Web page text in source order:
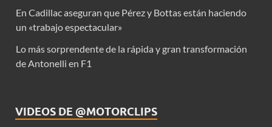
En Cadillac aseguran que Pérez y Bottas están haciendo
un «trabajo espectacular»
Lo más sorprendente de la rápida y gran transformación
de Antonelli en F1
VIDEOS DE @MOTORCLIPS